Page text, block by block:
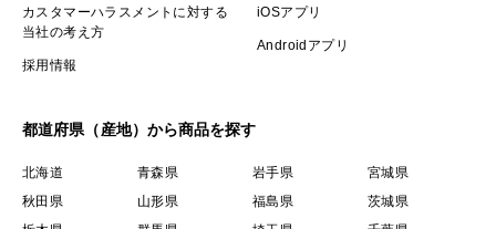
カスタマーハラスメントに対する
当社の考え方
採用情報
iOSアプリ
Androidアプリ
都道府県（産地）から商品を探す
北海道 青森県 岩手県
宮城県
秋田県
山形県 福島県
茨城県